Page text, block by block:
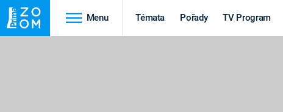
Menu Témata Pořady TV Program